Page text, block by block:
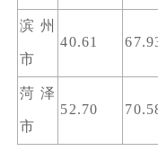
滨州
市
40.61
菏泽
市
52.70